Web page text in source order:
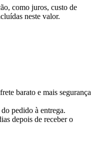
como juros, custo de
neste valor.
barato e mais segurança
pedido à entrega.
depois de receber o